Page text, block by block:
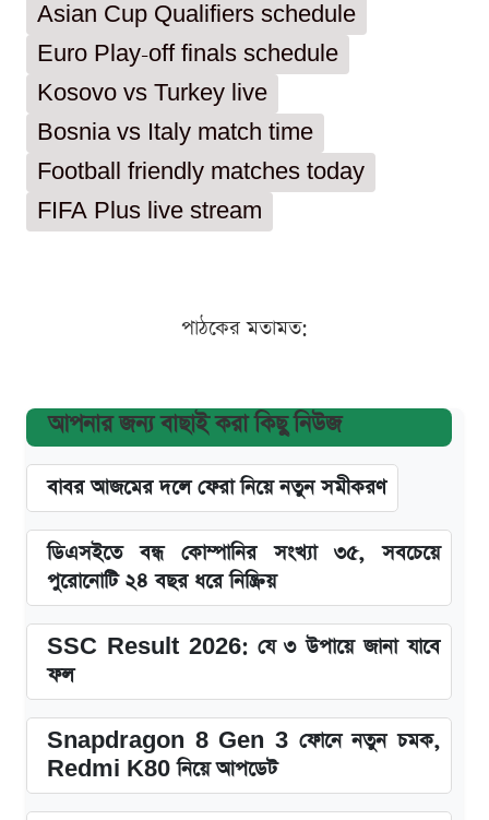
Asian Cup Qualifiers schedule
Euro Play-off finals schedule
Kosovo vs Turkey live
Bosnia vs Italy match time
Football friendly matches today
FIFA Plus live stream
পাঠকের মতামত:
আপনার জন্য বাছাই করা কিছু নিউজ
বাবর আজমের দলে ফেরা নিয়ে নতুন সমীকরণ
ডিএসইতে বন্ধ কোম্পানির সংখ্যা ৩৫, সবচেয়ে
পুরোনোটি ২৪ বছর ধরে নিষ্ক্রিয়
SSC Result 2026: যে ৩ উপায়ে জানা যাবে
ফল
Snapdragon 8 Gen 3 ফোনে নতুন চমক,
Redmi K80 নিয়ে আপডেট